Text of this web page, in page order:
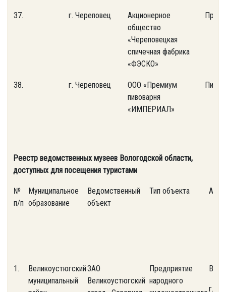
37. г. Череповец
Акционерное
общество
«Череповецкая
спичечная фабрика
«ФЭСКО»
38. г. Череповец
ООО «Премиум
пивоварня
«ИМПЕРИАЛ»
Реестр ведомственных музеев Вологодской области,
доступных для посещения туристами
№
п/п
Муниципальное
образование
Ведомственный
объект
Тип объекта
1.
Великоустюгский
муниципальный
ЗАО
Великоустюгский
Предприятие
народного
г.